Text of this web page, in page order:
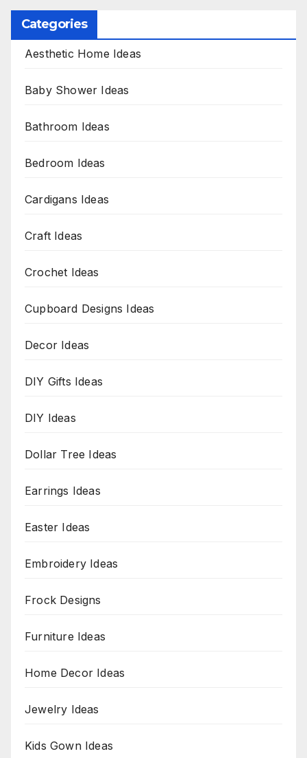
Categories
Aesthetic Home Ideas
Baby Shower Ideas
Bathroom Ideas
Bedroom Ideas
Cardigans Ideas
Craft Ideas
Crochet Ideas
Cupboard Designs Ideas
Decor Ideas
DIY Gifts Ideas
DIY Ideas
Dollar Tree Ideas
Earrings Ideas
Easter Ideas
Embroidery Ideas
Frock Designs
Furniture Ideas
Home Decor Ideas
Jewelry Ideas
Kids Gown Ideas